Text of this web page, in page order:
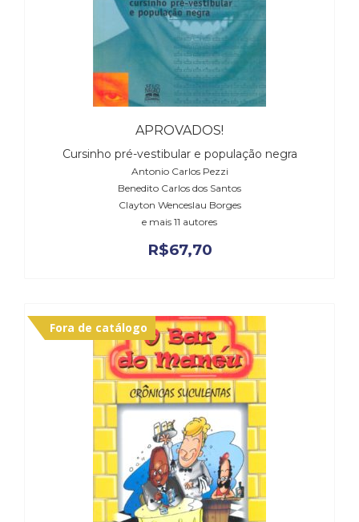
APROVADOS!
Cursinho pré-vestibular e população negra
Antonio Carlos Pezzi
Benedito Carlos dos Santos
Clayton Wenceslau Borges
e mais 11 autores
R$67,70
Fora de catálogo